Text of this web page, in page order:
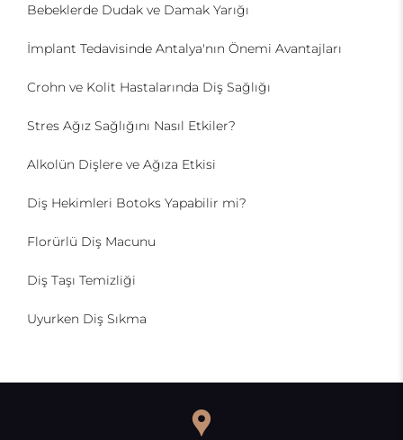
Bebeklerde Dudak ve Damak Yarığı
İmplant Tedavisinde Antalya'nın Önemi Avantajları
Crohn ve Kolit Hastalarında Diş Sağlığı
Stres Ağız Sağlığını Nasıl Etkiler?
Alkolün Dişlere ve Ağıza Etkisi
Diş Hekimleri Botoks Yapabilir mi?
Florürlü Diş Macunu
Diş Taşı Temizliği
Uyurken Diş Sıkma